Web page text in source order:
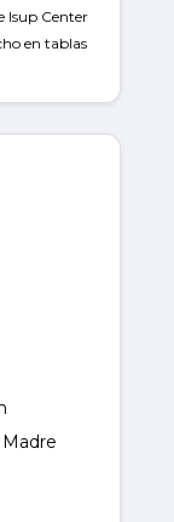
Isup Center
en tablas